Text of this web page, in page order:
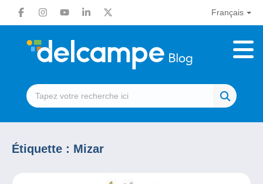
Français
Étiquette : Mizar